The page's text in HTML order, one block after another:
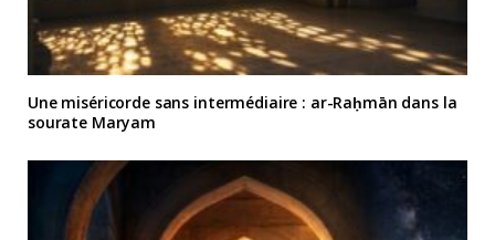
Une miséricorde sans intermédiaire : ar-Raḥmān dans la
sourate Maryam